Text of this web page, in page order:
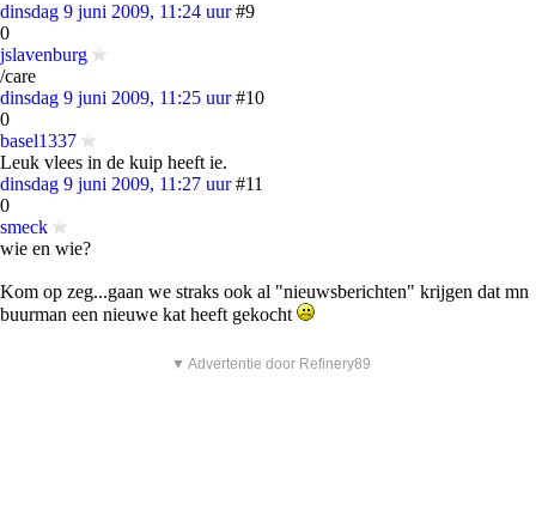
dinsdag 9 juni 2009, 11:24 uur #9
0
jslavenburg
/care
dinsdag 9 juni 2009, 11:25 uur #10
0
basel1337
Leuk vlees in de kuip heeft ie.
dinsdag 9 juni 2009, 11:27 uur #11
0
smeck
wie en wie?
Kom op zeg...gaan we straks ook al "nieuwsberichten" krijgen dat mn
buurman een nieuwe kat heeft gekocht
▼ Advertentie door Refinery89